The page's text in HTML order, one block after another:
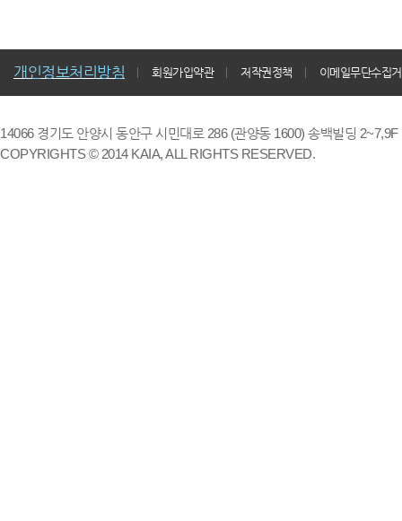
개인정보처리방침 회원가입약관 저작권정책 이메일무단수집
14066 경기도 안양시 동안구 시민대로 286 (관양동 1600) 송백빌딩
COPYRIGHTS © 2014 KAIA, ALL RIGHTS RESERVED.